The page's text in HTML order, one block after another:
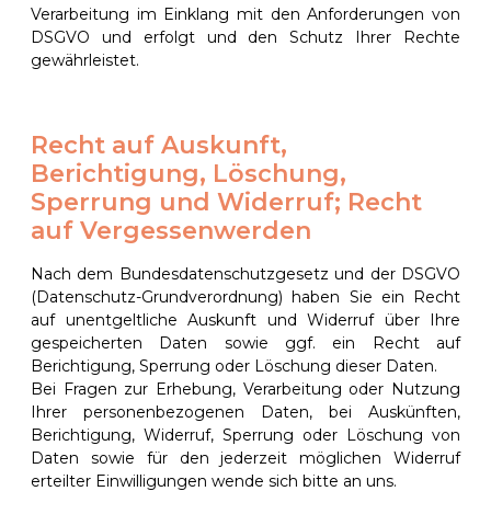
Verarbeitung im Einklang mit den Anforderungen von
DSGVO und erfolgt und den Schutz Ihrer Rechte
gewährleistet.
Recht auf Auskunft,
Berichtigung, Löschung,
Sperrung und Widerruf; Recht
auf Vergessenwerden
Nach dem Bundesdatenschutzgesetz und der DSGVO
(Datenschutz-Grundverordnung) haben Sie ein Recht
auf unentgeltliche Auskunft und Widerruf über Ihre
gespeicherten Daten sowie ggf. ein Recht auf
Berichtigung, Sperrung oder Löschung dieser Daten.
Bei Fragen zur Erhebung, Verarbeitung oder Nutzung
Ihrer personenbezogenen Daten, bei Auskünften,
Berichtigung, Widerruf, Sperrung oder Löschung von
Daten sowie für den jederzeit möglichen Widerruf
erteilter Einwilligungen wende sich bitte an uns.